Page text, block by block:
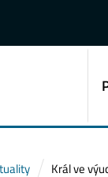
Král ve